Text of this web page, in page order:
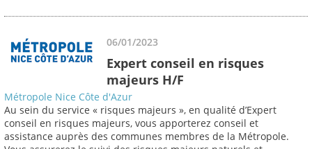
06/01/2023
Expert conseil en risques
majeurs H/F
Métropole Nice Côte d'Azur
Au sein du service « risques majeurs », en qualité d’Expert
conseil en risques majeurs, vous apporterez conseil et
assistance auprès des communes membres de la Métropole.